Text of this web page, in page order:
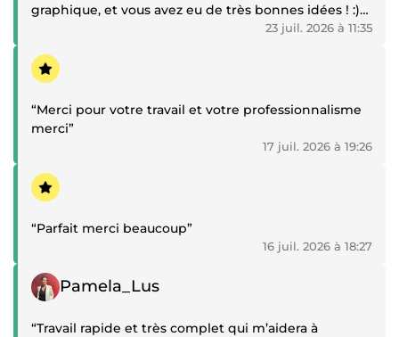
graphique, et vous avez eu de très bonnes idées ! :)
23 juil. 2026 à 11:35
Témoignage positif
“Merci pour votre travail et votre professionnalisme
merci”
17 juil. 2026 à 19:26
Témoignage positif
“Parfait merci beaucoup”
16 juil. 2026 à 18:27
Témoignage positif
Pamela_Lus
“Travail rapide et très complet qui m’aidera à